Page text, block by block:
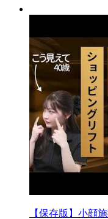
【保存版】小顔